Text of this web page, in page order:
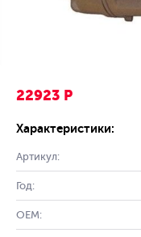
22923 Р
Характеристики:
Артикул:
Год:
OEM: